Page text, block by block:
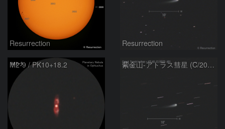
Resurrection Resurrection
M2-9 / PK10+18.2 紫金山-アトラス彗星 (C/2023 A3) 2024.5.17